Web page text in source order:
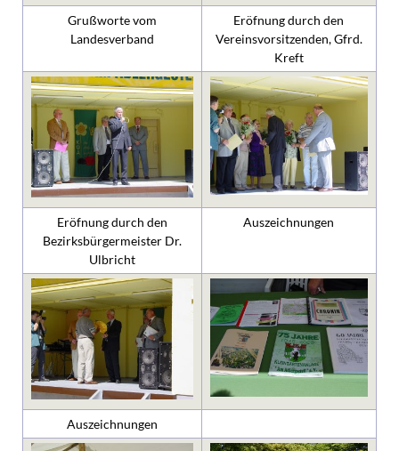
Grußworte vom
Landesverband
Eröfnung durch den
Vereinsvorsitzenden, Gfrd.
Kreft
Eröfnung durch den
Bezirksbürgermeister Dr.
Ulbricht
Auszeichnungen
Auszeichnungen